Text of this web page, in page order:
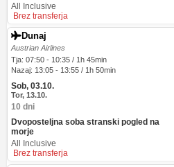
All Inclusive
Brez transferja
Dunaj
Austrian Airlines
Tja: 07:50 - 10:35 / 1h 45min
Nazaj: 13:05 - 13:55 / 1h 50min
Sob, 03.10.
Tor, 13.10.
10 dni
Dvoposteljna soba stranski pogled na
morje
All Inclusive
Brez transferja